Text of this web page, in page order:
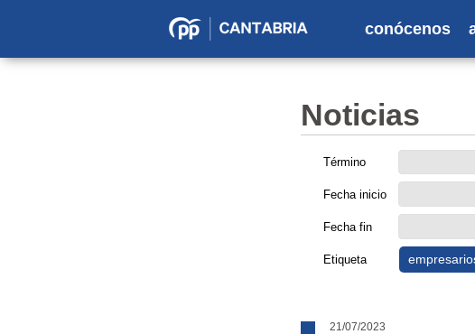
Partido
conócenos
Noticias
Término
Fecha inicio
Fecha fin
Etiqueta
21/07/2023